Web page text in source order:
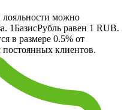
можно
1БазисРубль равен 1 RUB.
в размере 0.5% от
клиентов.